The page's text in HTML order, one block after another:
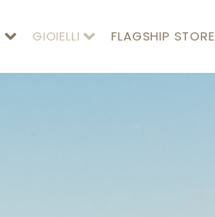
GIOIELLI FLAGSHIP STORE